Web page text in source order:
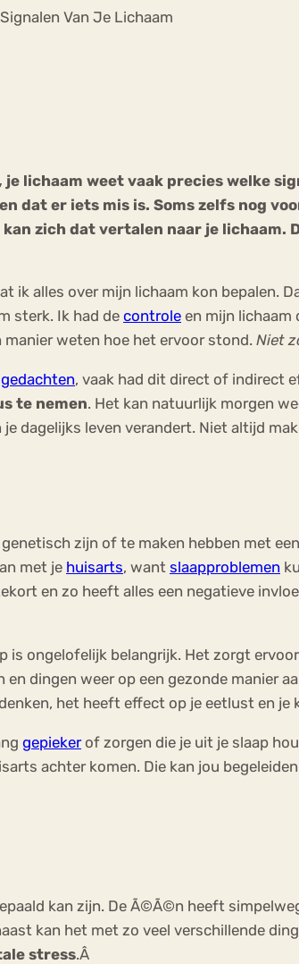
Van Je Lichaam
je lichaam weet vaak precies welke
dat er iets mis is. Soms zelfs nog
zich dat vertalen naar je
ik alles over mijn lichaam kon bepalen.
sterk. Ik had de controle en mijn lichaam
manier weten hoe het ervoor stond. Niet
gedachten, vaak had dit direct of indirect
te nemen. Het kan natuurlijk morgen
dagelijks leven verandert. Niet altijd
zijn of te maken hebben met
met je huisarts, want slaapproblemen
en zo heeft alles een negatieve
is ongelofelijk belangrijk. Het zorgt
dingen weer op een gezonde manier
het heeft effect op je eetlust en je
gepiekerof zorgen die je uit je slaap
achter komen. Die kan jou
kan zijn. De Ã©Ã©n heeft
kan het met zo veel verschillende
stress.Â